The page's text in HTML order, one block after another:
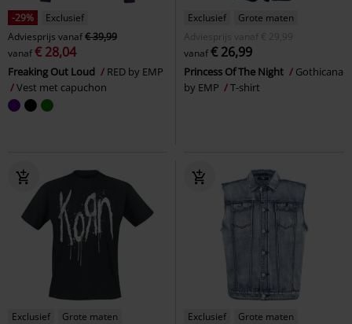
-29%
Exclusief
Adviesprijs vanaf€ 39,99
vanaf€ 28,04
Freaking Out Loud
RED by EMP
Vest met capuchon
Exclusief
Grote maten
Adviesprijs
vanaf € 29,99
vanaf€ 26,99
Princess Of The Night
Gothicana
by EMP
T-shirt
Exclusief
Grote maten
Exclusief
Grote maten